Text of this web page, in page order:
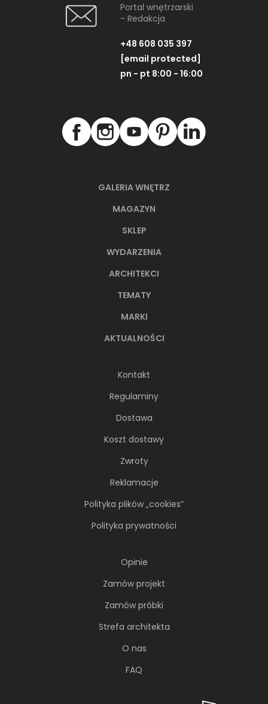
GALERIA WNĘTRZ
MAGAZYN
SKLEP
WYDARZENIA
ARCHITEKCI
TEMATY
MARKI
AKTUALNOŚCI
Kontakt
Regulaminy
Dostawa
Koszt dostawy
Zwroty
Reklamacje
Polityka plików „cookies”
Polityka prywatności
Opinie
Zamów projekt
Zamów próbki
Strefa architekta
O nas
FAQ
Portal wnętrzarski
- Redakcja
+48 608 035 397
[email protected]
pn - pt 8:00 - 16:00